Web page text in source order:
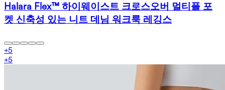
Halara Flex™ 하이웨이스트 크로스오버 멀티플 포
켓 신축성 있는 니트 데님 워크룩 레깅스
+5
+5